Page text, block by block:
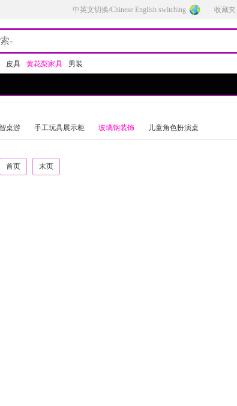
中英文切换/Chinese English switching 收藏夹
皮具 黄花梨家具 男装
桌游 手工玩具展示柜 玻璃钢装饰 儿童角色扮演桌
首页 末页